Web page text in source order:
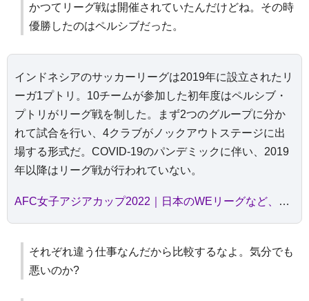
かつてリーグ戦は開催されていたんだけどね。その時
優勝したのはペルシブだった。
インドネシアのサッカーリーグは2019年に設立されたリ
ーガ1プトリ。10チームが参加した初年度はペルシブ・
プトリがリーグ戦を制した。まず2つのグループに分か
れて試合を行い、4クラブがノックアウトステージに出
場する形式だ。COVID-19のパンデミックに伴い、2019
年以降はリーグ戦が行われていない。
AFC女子アジアカップ2022｜日本のWEリーグなど、出場国のサッカー事情を知る
それぞれ違う仕事なんだから比較するなよ。気分でも
悪いのか?